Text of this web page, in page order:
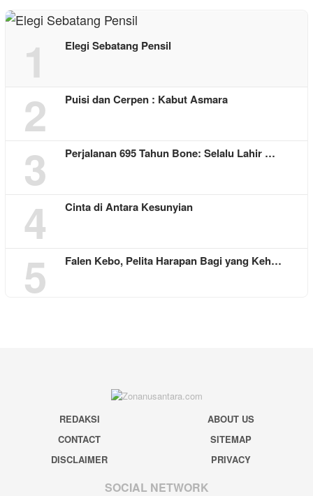
1 Elegi Sebatang Pensil
2 Puisi dan Cerpen : Kabut Asmara
3 Perjalanan 695 Tahun Bone: Selalu Lahir …
4 Cinta di Antara Kesunyian
5 Falen Kebo, Pelita Harapan Bagi yang Keh…
REDAKSI
ABOUT US
CONTACT
SITEMAP
DISCLAIMER
PRIVACY
SOCIAL NETWORK